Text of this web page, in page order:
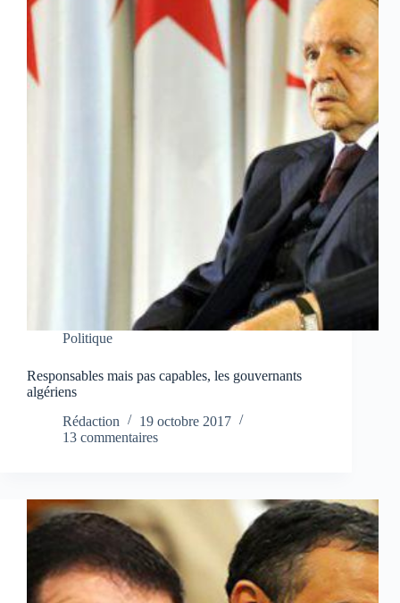
Politique
Responsables mais pas capables, les gouvernants
algériens
Rédaction
19 octobre 2017
13 commentaires